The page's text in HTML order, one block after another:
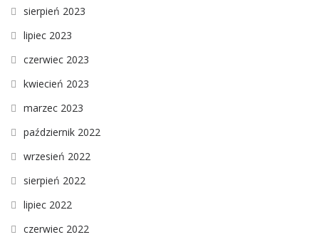
sierpień 2023
lipiec 2023
czerwiec 2023
kwiecień 2023
marzec 2023
październik 2022
wrzesień 2022
sierpień 2022
lipiec 2022
czerwiec 2022